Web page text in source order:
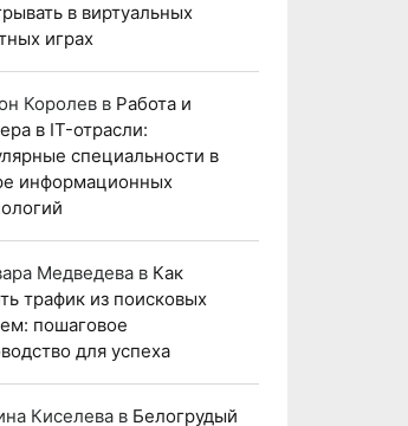
в виртуальных
играх
Королев в Работа и
в IT-отрасли:
специальности в
информационных
Медведева в Как
трафик из поисковых
пошаговое
для успеха
Киселева в Белогрудый